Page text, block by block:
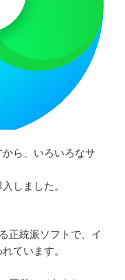
ら、いろいろなサ
しました。
正統派ソフトで、イ
ています。